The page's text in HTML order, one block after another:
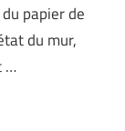
papier de
du mur,
…